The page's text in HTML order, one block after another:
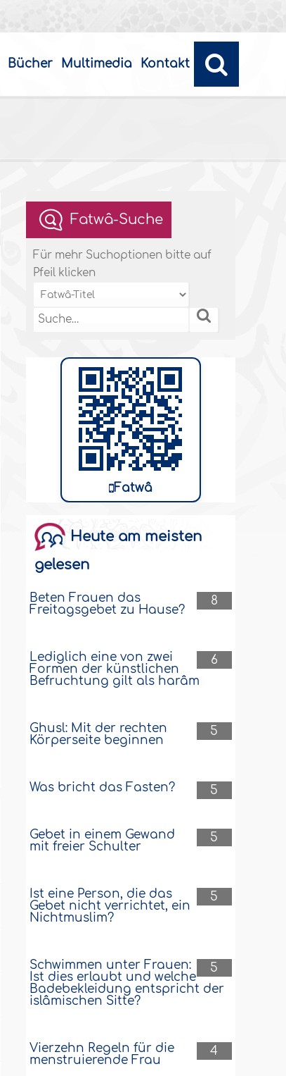
Bücher Multimedia Kontakt
Fatwâ-Suche
Für mehr Suchoptionen bitte auf
Pfeil klicken
Fatwâ
Heute am meisten
gelesen
8
Beten Frauen das
Freitagsgebet zu Hause?
6
Lediglich eine von zwei
Formen der künstlichen
Befruchtung gilt als harâm
5
Ghusl: Mit der rechten
Körperseite beginnen
5
Was bricht das Fasten?
5
Gebet in einem Gewand
mit freier Schulter
5
Ist eine Person, die das
Gebet nicht verrichtet, ein
Nichtmuslim?
5
Schwimmen unter Frauen:
Ist dies erlaubt und welche
Badebekleidung entspricht der
islâmischen Sitte?
4
Vierzehn Regeln für die
menstruierende Frau